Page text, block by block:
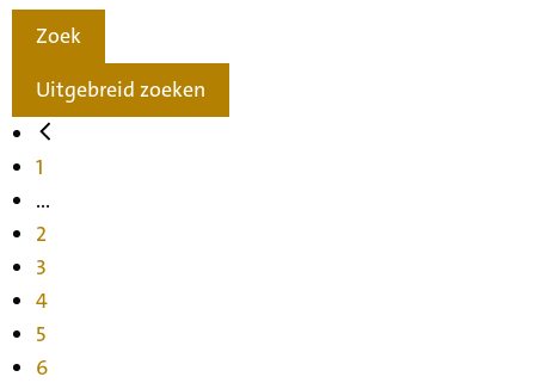
Zoek
Uitgebreid zoeken
1
...
2
3
4
5
6